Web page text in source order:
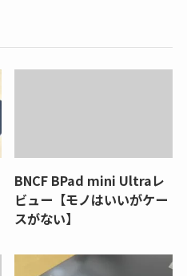
BNCF BPad mini Ultraレ
ビュー【モノはいいがケー
スがない】